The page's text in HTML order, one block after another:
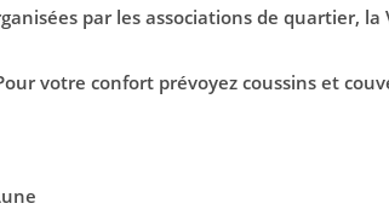
par les associations de quartier, la
votre confort prévoyez coussins et